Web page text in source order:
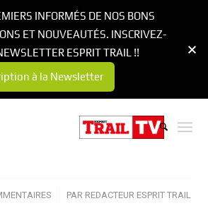
/ PAR REDACTEUR ESPRIT TRAIL
INFORMÉS DE NOS BONS
ET NOUVEAUTÉS. INSCRIVEZ-
ESPRIT TRAIL !!
à la Newsletter